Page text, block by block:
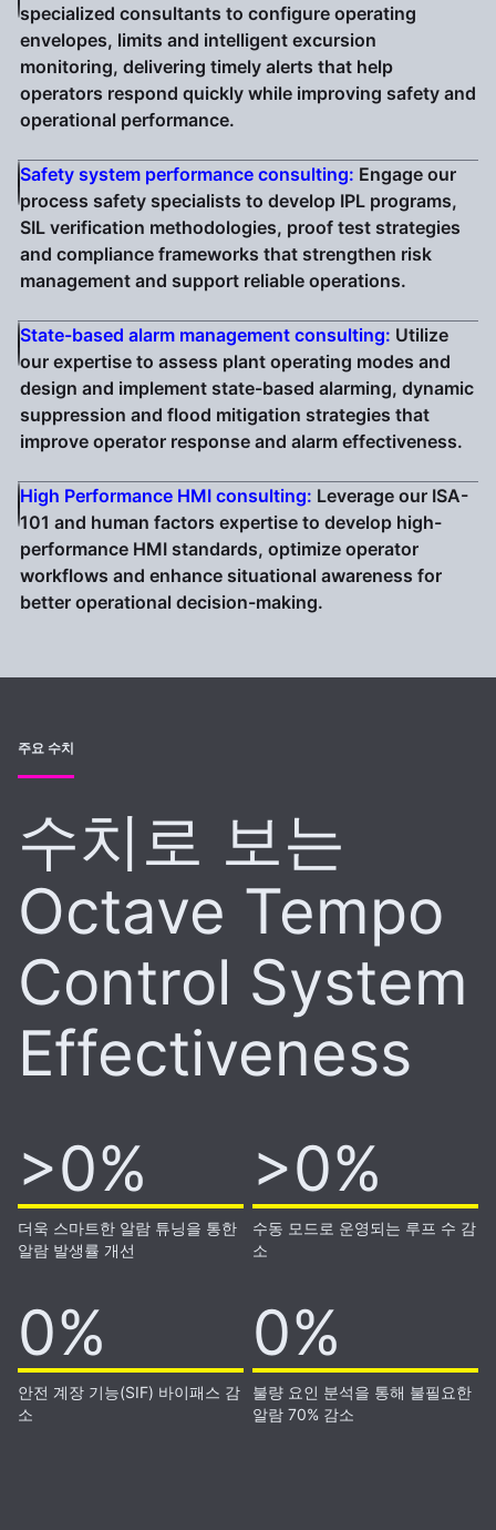
specialized consultants to configure operating
envelopes, limits and intelligent excursion
monitoring, delivering timely alerts that help
operators respond quickly while improving safety and
operational performance.
Safety system performance consulting: Engage our
process safety specialists to develop IPL programs,
SIL verification methodologies, proof test strategies
and compliance frameworks that strengthen risk
management and support reliable operations.
State-based alarm management consulting: Utilize
our expertise to assess plant operating modes and
design and implement state-based alarming, dynamic
suppression and flood mitigation strategies that
improve operator response and alarm effectiveness.
High Performance HMI consulting: Leverage our ISA-
101 and human factors expertise to develop high-
performance HMI standards, optimize operator
workflows and enhance situational awareness for
better operational decision-making.
주요 수치
수치로 보는
Octave Tempo
Control System
Effectiveness
>0%
더욱 스마트한 알람 튜닝을 통한
알람 발생률 개선
>0%
수동 모드로 운영되는 루프 수 감
소
0%
90%
안전 계장 기능(SIF) 바이패스 감
소
0%
70%
불량 요인 분석을 통해 불필요한
알람 70% 감소